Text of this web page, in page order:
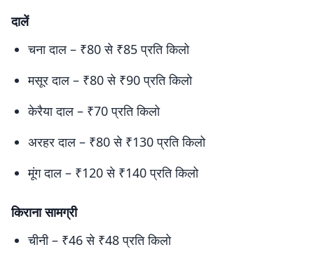
दालें
चना दाल – ₹80 से ₹85 प्रति किलो
मसूर दाल – ₹80 से ₹90 प्रति किलो
केरैया दाल – ₹70 प्रति किलो
अरहर दाल – ₹80 से ₹130 प्रति किलो
मूंग दाल – ₹120 से ₹140 प्रति किलो
किराना सामग्री
चीनी – ₹46 से ₹48 प्रति किलो